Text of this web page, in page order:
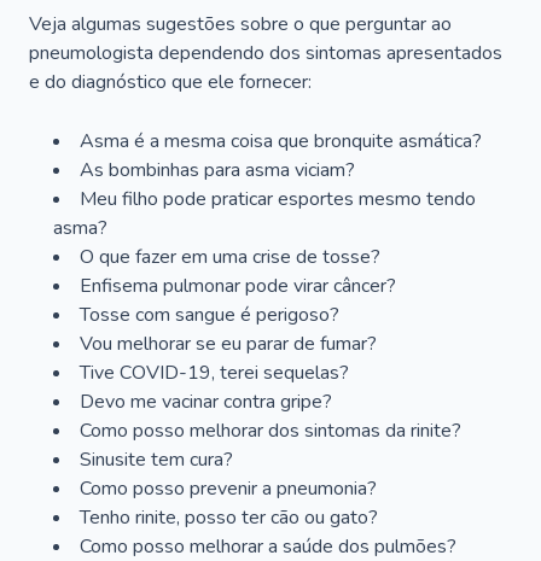
Veja algumas sugestões sobre o que perguntar ao
pneumologista dependendo dos sintomas apresentados
e do diagnóstico que ele fornecer:
Asma é a mesma coisa que bronquite asmática?
As bombinhas para asma viciam?
Meu filho pode praticar esportes mesmo tendo
asma?
O que fazer em uma crise de tosse?
Enfisema pulmonar pode virar câncer?
Tosse com sangue é perigoso?
Vou melhorar se eu parar de fumar?
Tive COVID-19, terei sequelas?
Devo me vacinar contra gripe?
Como posso melhorar dos sintomas da rinite?
Sinusite tem cura?
Como posso prevenir a pneumonia?
Tenho rinite, posso ter cão ou gato?
Como posso melhorar a saúde dos pulmões?